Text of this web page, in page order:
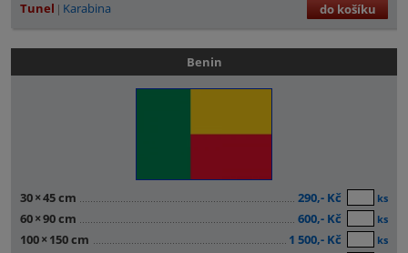
Tunel
Karabina do košíku
Benin
30×45 cm 290,- Kč ks
60×90 cm 600,- Kč ks
100× 150 cm 1 500,- Kč ks